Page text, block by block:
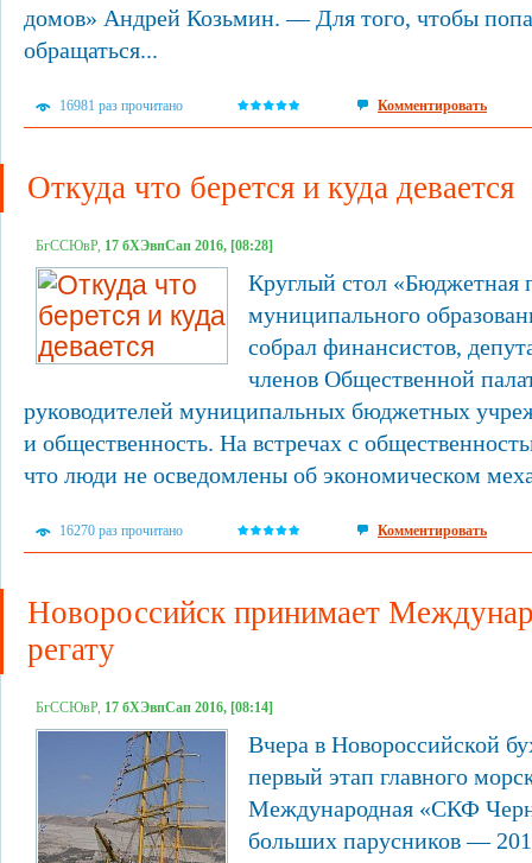
домов» Андрей Козьмин. — Для того, чтобы
обращаться...
16981 раз прочитано Комментировать
Откуда что берется и куда девается
БгССЮвР, 17 бХЭвпСап 2016, [08:28]
Круглый стол «Бюджетная
муниципального
собрал финансистов,
членов Общественной
руководителей муниципальных бюджетных
и общественность. На встречах с
что люди не осведомлены об экономическом
16270 раз прочитано Комментировать
Новороссийск принимает
регату
БгССЮвР, 17 бХЭвпСап 2016, [08:14]
Вчера в Новороссийской
первый этап главного
Международная «СКФ
больших парусников —